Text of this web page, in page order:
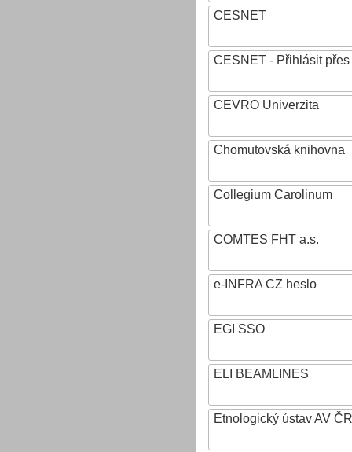
CESNET
CESNET - Přihlásit přes
CEVRO Univerzita
Chomutovská knihovna
Collegium Carolinum
COMTES FHT a.s.
e-INFRA CZ heslo
EGI SSO
ELI BEAMLINES
Etnologický ústav AV